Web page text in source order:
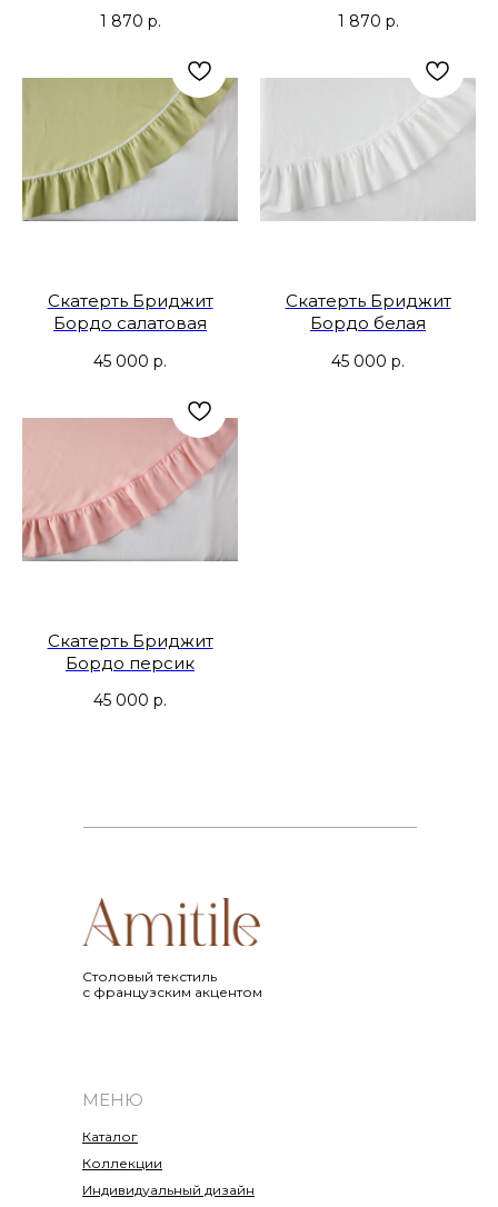
1 870 р. 1 870 р.
Скатерть Бриджит
Бордо салатовая
45 000 р.
Скатерть Бриджит
Бордо белая
45 000 р.
Скатерть Бриджит
Бордо персик
45 000 р.
Cтоловый текстиль
с французским акцентом
Каталог
Коллекции
Индивидуальный дизайн
МЕНЮ